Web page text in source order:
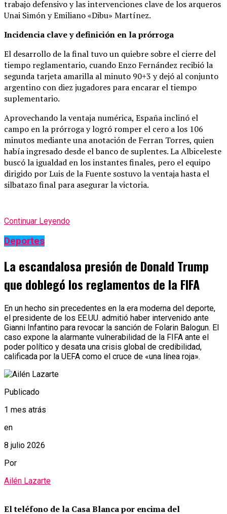
trabajo defensivo y las intervenciones clave de los arqueros
Unai Simón y Emiliano «Dibu» Martínez.
Incidencia clave y definición en la prórroga
El desarrollo de la final tuvo un quiebre sobre el cierre del
tiempo reglamentario, cuando Enzo Fernández recibió la
segunda tarjeta amarilla al minuto 90+3 y dejó al conjunto
argentino con diez jugadores para encarar el tiempo
suplementario.
Aprovechando la ventaja numérica, España inclinó el
campo en la prórroga y logró romper el cero a los 106
minutos mediante una anotación de Ferran Torres, quien
había ingresado desde el banco de suplentes. La Albiceleste
buscó la igualdad en los instantes finales, pero el equipo
dirigido por Luis de la Fuente sostuvo la ventaja hasta el
silbatazo final para asegurar la victoria.
Continuar Leyendo
Deportes
La escandalosa presión de Donald Trump
que doblegó los reglamentos de la FIFA
En un hecho sin precedentes en la era moderna del deporte,
el presidente de los EE.UU. admitió haber intervenido ante
Gianni Infantino para revocar la sanción de Folarin Balogun. El
caso expone la alarmante vulnerabilidad de la FIFA ante el
poder político y desata una crisis global de credibilidad,
calificada por la UEFA como el cruce de «una línea roja».
Publicado
1 mes atrás
en
8 julio 2026
Por
Ailén Lazarte
El teléfono de la Casa Blanca por encima del